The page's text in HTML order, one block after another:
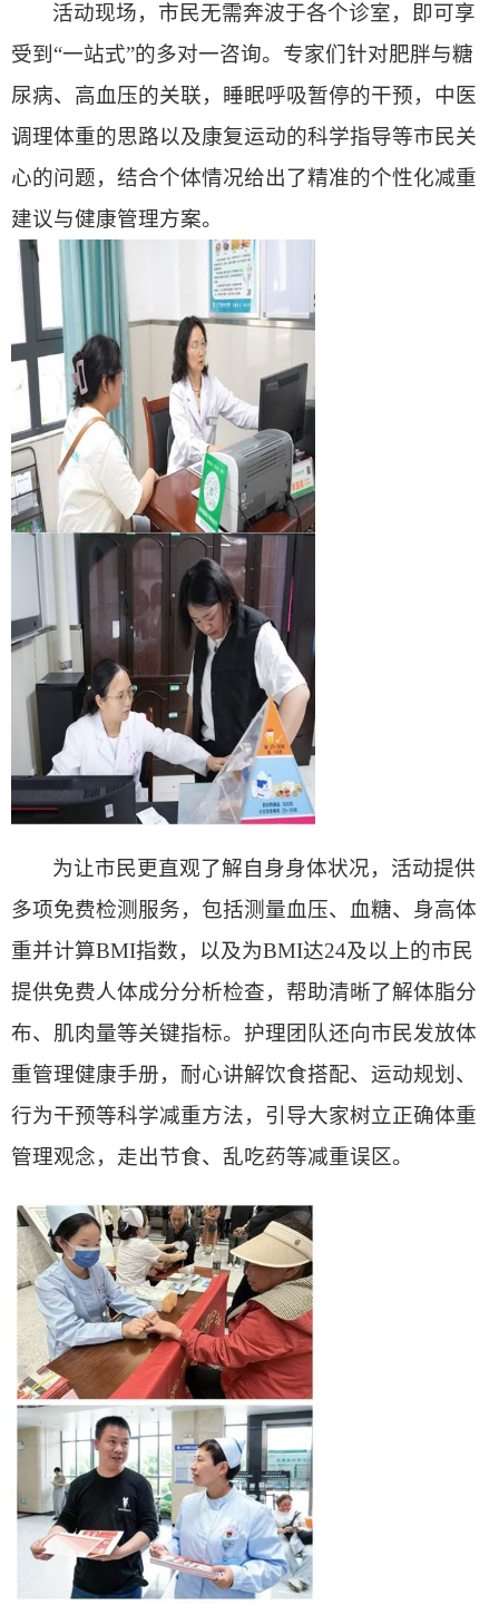
活动现场，市民无需奔波于各个诊室，即可享
受到“一站式”的多对一咨询。专家们针对肥胖与糖
尿病、高血压的关联，睡眠呼吸暂停的干预，中医
调理体重的思路以及康复运动的科学指导等市民关
心的问题，结合个体情况给出了精准的个性化减重
建议与健康管理方案。
为让市民更直观了解自身身体状况，活动提供
多项免费检测服务，包括测量血压、血糖、身高体
重并计算BMI指数，以及为BMI达24及以上的市民
提供免费人体成分分析检查，帮助清晰了解体脂分
布、肌肉量等关键指标。护理团队还向市民发放体
重管理健康手册，耐心讲解饮食搭配、运动规划、
行为干预等科学减重方法，引导大家树立正确体重
管理观念，走出节食、乱吃药等减重误区。